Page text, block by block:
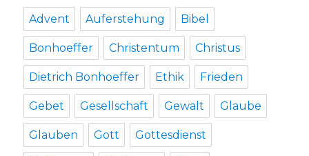
Advent Auferstehung Bibel
Bonhoeffer Christentum Christus
Dietrich Bonhoeffer Ethik Frieden
Gebet Gesellschaft Gewalt Glaube
Glauben Gott Gottesdienst